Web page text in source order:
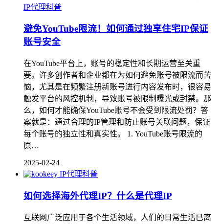
IP代理科普
避免YouTube限流！如何通过独享住宅IP保证
账号安全
在YouTube平台上，账号的稳定性和长期运营至关重
要。许多创作者和企业都在为如何避免账号被限流而苦
恼，尤其是在频繁注册新账号进行内容发布时，很容易
触发平台的风控机制，导致账号被限制曝光或封禁。那
么，如何才能确保YouTube账号不会受到限流处罚？答
案就是：通过合理的IP管理和防止账号关联问题，保证
每个账号的独立性和真实性。 1. YouTube账号限流的
原…
2025-02-24
IP代理科普
如何选择海外代理IP？什么是代理IP
互联网广泛应用于各个生活领域，人们的日常生活已离